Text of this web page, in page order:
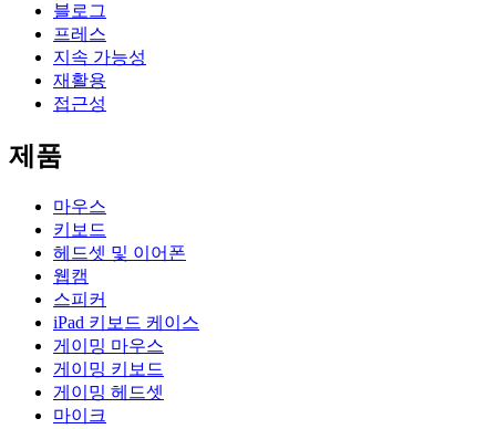
블로그
프레스
지속 가능성
재활용
접근성
제품
마우스
키보드
헤드셋 및 이어폰
웹캠
스피커
iPad 키보드 케이스
게이밍 마우스
게이밍 키보드
게이밍 헤드셋
마이크